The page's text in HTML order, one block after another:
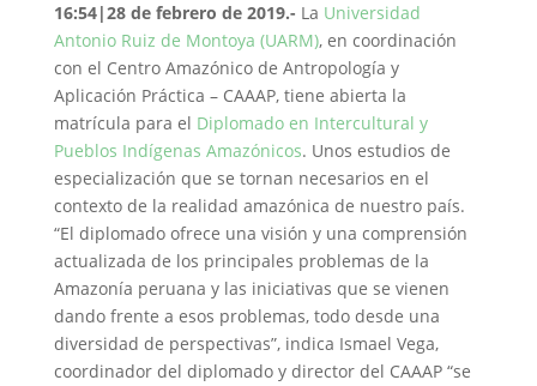
16:54|28 de febrero de 2019.- La Universidad
Antonio Ruiz de Montoya (UARM), en coordinación
con el Centro Amazónico de Antropología y
Aplicación Práctica – CAAAP, tiene abierta la
matrícula para el Diplomado en Intercultural y
Pueblos Indígenas Amazónicos. Unos estudios de
especialización que se tornan necesarios en el
contexto de la realidad amazónica de nuestro país.
“El diplomado ofrece una visión y una comprensión
actualizada de los principales problemas de la
Amazonía peruana y las iniciativas que se vienen
dando frente a esos problemas, todo desde una
diversidad de perspectivas”, indica Ismael Vega,
coordinador del diplomado y director del CAAAP “se